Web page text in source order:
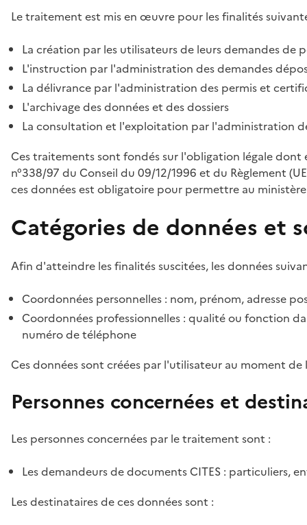
Le traitement est mis en œuvre pour les finalités
La création par les utilisateurs de leurs demandes
L'instruction par l'administration des demandes
La délivrance par l'administration des permis et
L'archivage des données et des dossiers
La consultation et l'exploitation par l'administration
Ces traitements sont fondés sur l'obligation légale
n°338/97 du Conseil du 09/12/1996 et du Règlement
ces données est obligatoire pour permettre au
Catégories de données et
Afin d'atteindre les finalités suscitées, les données
Coordonnées personnelles : nom, prénom, adresse
Coordonnées professionnelles : qualité ou fonction
numéro de téléphone
Ces données sont créées par l'utilisateur au moment
Personnes concernées et
Les personnes concernées par le traitement sont :
Les demandeurs de documents CITES : particuliers,
Les destinataires de ces données sont :